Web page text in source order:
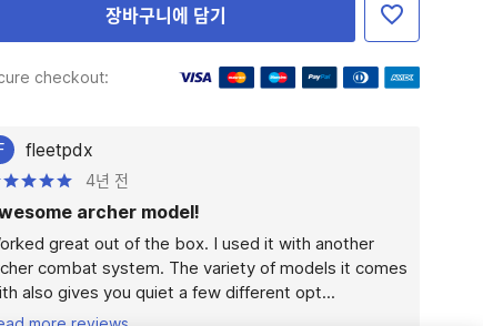
장바구니에 담기
checkout:
fleetpdx
4년 전
archer model!
great out of the box. I used it with another
combat system. The variety of models it comes
also gives you quiet a few different opt...